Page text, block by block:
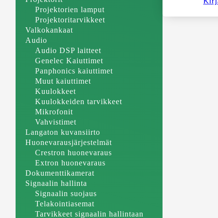
Projektorien lamput
Projektoritarvikkeet
Valkokankaat
Audio
Audio DSP laitteet
Genelec Kaiuttimet
Panphonics kaiuttimet
Muut kaiuttimet
Kuulokkeet
Kuulokkeiden tarvikkeet
Mikrofonit
Vahvistimet
Langaton kuvansiirto
Huonevarausjärjestelmät
Crestron huonevaraus
Extron huonevaraus
Dokumenttikamerat
Signaalin hallinta
Signaalin suojaus
Telakointiasemat
Tarvikkeet signaalin hallintaan